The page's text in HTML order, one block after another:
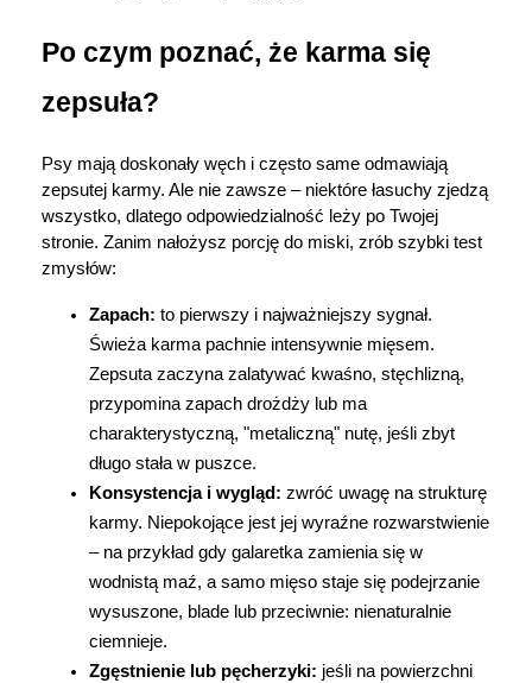
naszejpolityce prywatności. Możesz określić
cookies poprzez kliknięcie przycisku
ustawienia wszystkich cookies klikając
AKCEPTUJĘ WSZYSTKIE
Ustawienia
Po czym poznać, że karma się
zepsuła?
Psy mają doskonały węch i często same odmawiają
zepsutej karmy. Ale nie zawsze – niektóre łasuchy zjedzą
wszystko, dlatego odpowiedzialność leży po Twojej
stronie. Zanim nałożysz porcję do miski, zrób szybki test
zmysłów:
Zapach: to pierwszy i najważniejszy sygnał.
Świeża karma pachnie intensywnie mięsem.
Zepsuta zaczyna zalatywać kwaśno, stęchlizną,
przypomina zapach drożdży lub ma
charakterystyczną, "metaliczną" nutę, jeśli zbyt
długo stała w puszce.
Konsystencja i wygląd: zwróć uwagę na strukturę
karmy. Niepokojące jest jej wyraźne rozwarstwienie
– na przykład gdy galaretka zamienia się w
wodnistą maź, a samo mięso staje się podejrzanie
wysuszone, blade lub przeciwnie: nienaturalnie
ciemnieje.
Zgęstnienie lub pęcherzyki: jeśli na powierzchni